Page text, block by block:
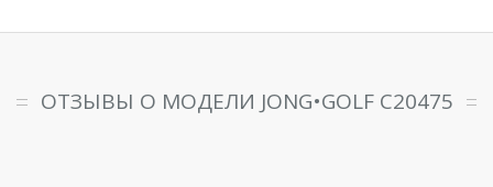
ОТЗЫВЫ О МОДЕЛИ JONG•GOLF C20475